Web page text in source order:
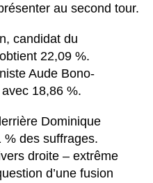
au second tour.
, candidat du
22,09 %.
Aude Bono-
18,86 %.
Dominique
% des suffrages.
droite – extrême
d’une fusion